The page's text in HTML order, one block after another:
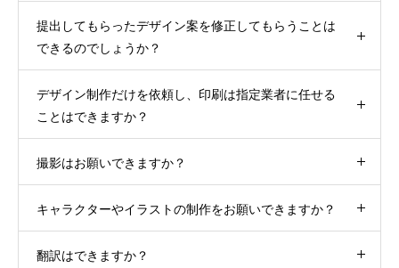
提出してもらったデザイン案を修正してもらうことは
できるのでしょうか？
デザイン制作だけを依頼し、印刷は指定業者に任せる
ことはできますか？
撮影はお願いできますか？
キャラクターやイラストの制作をお願いできますか？
翻訳はできますか？